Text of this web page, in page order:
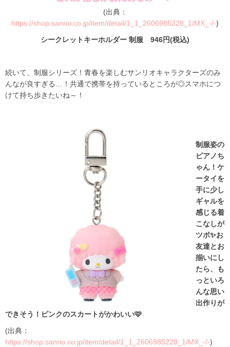
(出典：
https://shop.sanrio.co.jp/item/detail/1_1_2606985228_1/MX_-/-)
シークレットキーホルダー 制服 946円(税込)
続いて、制服シリーズ！青春を楽しむサンリオキャラクターズのみ
んなが良すぎる…！共通で携帯を持っているところが◎スマホにつ
けて持ち歩きたいね～！
制服姿の
ピアノち
ゃん！ケ
ータイを
手に少し
ギャルを
感じる着
こなしが
ツボ✨お
友達とお
揃いにし
たら、も
っといろ
んな思い
出作りが
できそう！ピンクのスカートがかわいい🩷
(出典：
https://shop.sanrio.co.jp/item/detail/1_1_2606985228_1/MX_-/-)